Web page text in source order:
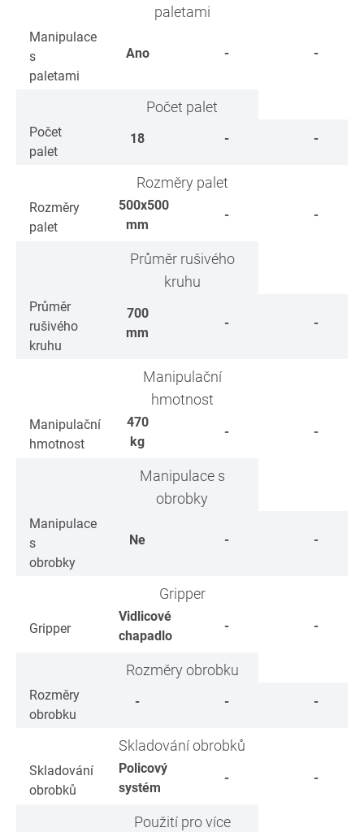
paletami
Manipulace
s
paletami
Ano - -
Počet palet
Počet
palet
18 - -
Rozměry palet
Rozměry
palet
500x500
mm
- -
Průměr rušivého
kruhu
Průměr
rušivého
kruhu
700
mm
- -
Manipulační
hmotnost
Manipulační
hmotnost
470
kg
- -
Manipulace s
obrobky
Manipulace
s
obrobky
Ne - -
Gripper
Gripper
Vidlicové
chapadlo
- -
Rozměry obrobku
Rozměry
obrobku
- - -
Skladování obrobků
Skladování
obrobků
Policový
systém
- -
Použití pro více